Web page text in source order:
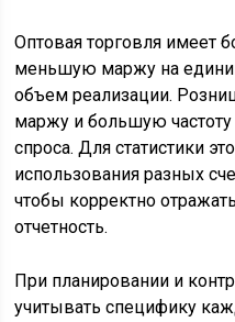
Оптовая торговля имеет
меньшую маржу на
объем реализации.
маржу и большую
спроса. Для статистики
использования разных
чтобы корректно
отчетность.
При планировании и
учитывать специфику